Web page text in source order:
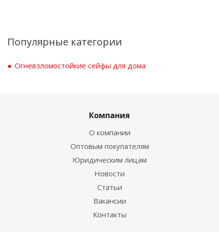
Популярные категории
Огневзломостойкие сейфы для дома
Компания
О компании
Оптовым покупателям
Юридическим лицам
Новости
Статьи
Вакансии
Контакты